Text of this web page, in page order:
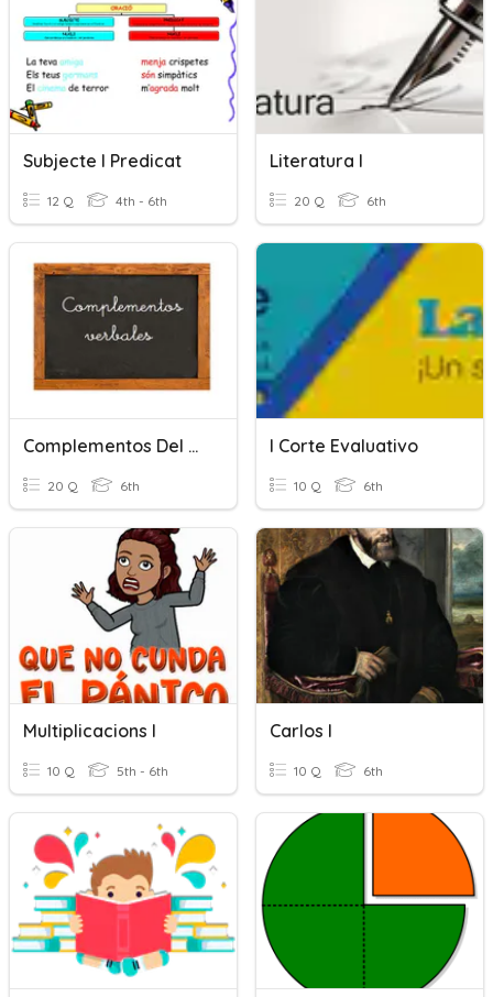
Subjecte I Predicat
12 Q 4th - 6th
Literatura I
20 Q 6th
Complementos Del Verbo I
20 Q 6th
I Corte Evaluativo
10 Q 6th
Multiplicacions I
10 Q 5th - 6th
Carlos I
10 Q 6th